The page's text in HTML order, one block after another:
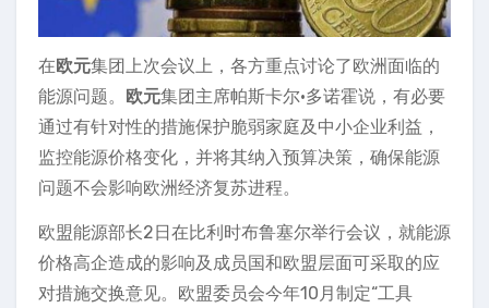
在欧元集团上次会议上，各方重点讨论了欧洲面临的
能源问题。 欧元集团主席帕斯卡尔·多诺霍说，有必要
通过有针对性的措施保护脆弱家庭及中小企业利益，
监控能源价格变化，并将其纳入预算决策，确保能源
问题不会影响欧洲经济复苏进程。
欧盟能源部长2日在比利时布鲁塞尔举行会议，就能源
价格高企造成的影响及成员国和欧盟层面可采取的应
对措施交换意见。欧盟委员会今年10月制定“工具